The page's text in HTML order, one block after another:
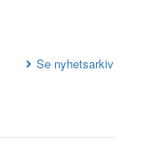
Se nyhetsarkiv